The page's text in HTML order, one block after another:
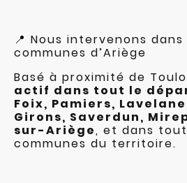
📍 Nous intervenons
communes d’Ariège
Basé à proximité de
actif dans tout le
Foix, Pamiers,
Girons, Saverdun,
sur-Ariège, et dans
communes du territoire.